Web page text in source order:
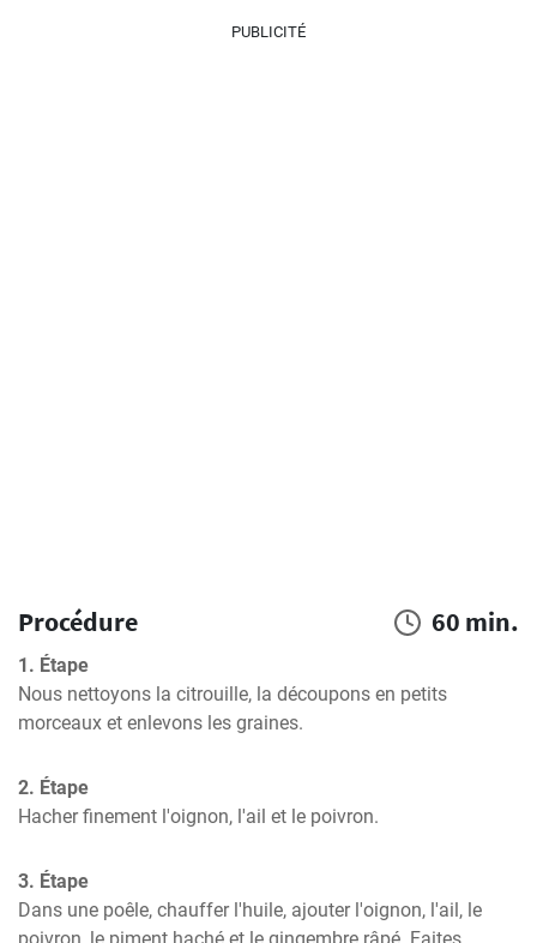
PUBLICITÉ
Procédure 60 min.
1. Étape
Nous nettoyons la citrouille, la découpons en petits
morceaux et enlevons les graines.
2. Étape
Hacher finement l'oignon, l'ail et le poivron.
3. Étape
Dans une poêle, chauffer l'huile, ajouter l'oignon, l'ail, le